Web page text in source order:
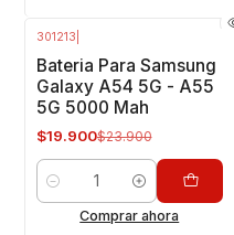
301213
Bateria Para Samsung
Galaxy A54 5G - A55
5G 5000 Mah
$19.900$23.900
Cantidad
Comprar ahora